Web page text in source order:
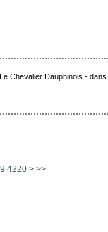
Chevalier Dauphinois -dans
4220 4230
4240
4250
4260
4270
4280
4290
4300
4400
4500
4600
4700
4800
4900
5000
5100
5200
5300
5400
5500
5600
> >>